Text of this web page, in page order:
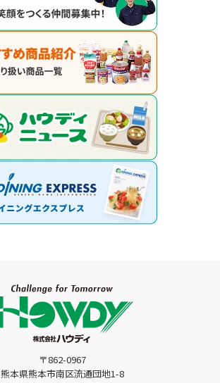
〒862-0967
熊本県熊本市南区流通団地1-8